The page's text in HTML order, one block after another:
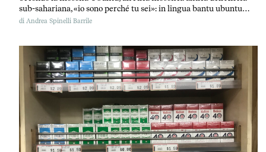
sub-sahariana, «io sono perché tu sei»: in lingua bantu ubuntu
significa «benevolenza verso l’altro» e descrive in una parola una
di Andrea Spinelli Barrile